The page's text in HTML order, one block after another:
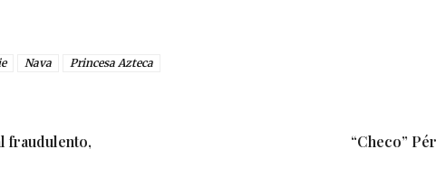
Nava Princesa Azteca
fraudulento,
“Checo”